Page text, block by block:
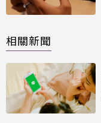
相關新聞